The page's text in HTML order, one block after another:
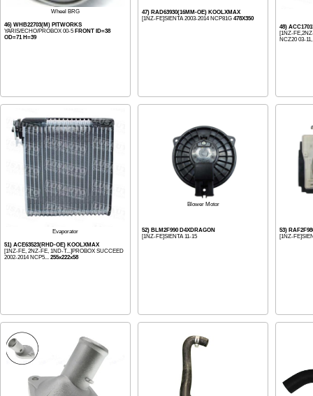
Wheel BRG
46) WHB22703(M) PITWORKS
YARIS/ECHO/PROBOX 00-5 FRONT ID=38
OD=71 H=39
47) RAD63930(16MM-OE) KOOLXMAX
[1NZ-FE]SIENTA 2003-2014 NCP81G 478X350
48)
[1NZ-
NCZ20 03-
Evaporator
51) ACE63523(RHD-OE) KOOLXMAX
[1NZ-FE, 2NZ-FE, 1ND-T...]PROBOX SUCCEED
2002-2014 NCP5... 255x222x58
Blower Motor
52) BLM2F990 D4XDRAGON
[1NZ-FE]SIENTA 11-15
53)
[1NZ-